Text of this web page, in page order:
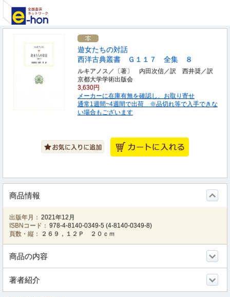
遊女たちの対話
西洋古典叢書 Ｇ１１７ 全集 ８
ルキアノス／〔著〕 内田次信／訳 西井奨／訳
京都大学学術出版会
3,630円
メーカーに在庫有無を確認し、お取り寄せ
通常1週間~4週間で出荷 ※品切れ等で入手できな
い場合もございます
商品情報
出版年月： 2021年12月
ISBNコード： 978-4-8140-0349-5 (4-8140-0349-8)
頁数・縦：
２６９，１２Ｐ ２０ｃｍ
商品の内容
著者紹介